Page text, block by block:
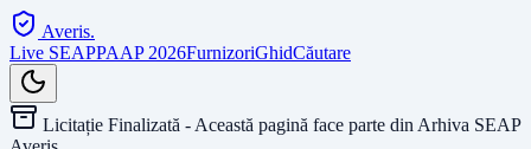
Averis.
Live SEAPPAAP 2026FurnizoriGhidCăutare
Licitație Finalizată - Această pagină face parte din Arhiva SEAP